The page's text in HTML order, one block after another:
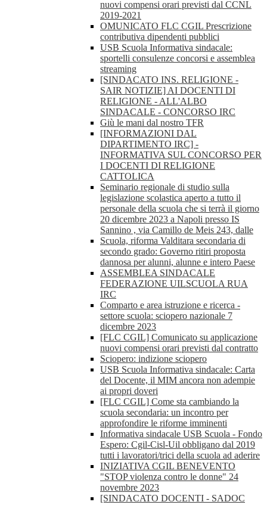
nuovi compensi orari previsti dal CCNL
2019-2021
OMUNICATO FLC CGIL Prescrizione
contributiva dipendenti pubblici
USB Scuola Informativa sindacale:
sportelli consulenze concorsi e assemblea
streaming
[SINDACATO INS. RELIGIONE -
SAIR NOTIZIE] AI DOCENTI DI
RELIGIONE - ALL'ALBO
SINDACALE - CONCORSO IRC
Giù le mani dal nostro TFR
[INFORMAZIONI DAL
DIPARTIMENTO IRC] -
INFORMATIVA SUL CONCORSO PER
I DOCENTI DI RELIGIONE
CATTOLICA
Seminario regionale di studio sulla
legislazione scolastica aperto a tutto il
personale della scuola che si terrà il giorno
20 dicembre 2023 a Napoli presso IS
Sannino , via Camillo de Meis 243, dalle
Scuola, riforma Valditara secondaria di
secondo grado: Governo ritiri proposta
dannosa per alunni, alunne e intero Paese
ASSEMBLEA SINDACALE
FEDERAZIONE UILSCUOLA RUA
IRC
Comparto e area istruzione e ricerca -
settore scuola: sciopero nazionale 7
dicembre 2023
[FLC CGIL] Comunicato su applicazione
nuovi compensi orari previsti dal contratto
Sciopero: indizione sciopero
USB Scuola Informativa sindacale: Carta
del Docente, il MIM ancora non adempie
ai propri doveri
[FLC CGIL] Come sta cambiando la
scuola secondaria: un incontro per
approfondire le riforme imminenti
Informativa sindacale USB Scuola - Fondo
Espero: Cgil-Cisl-Uil obbligano dal 2019
tutti i lavoratori/trici della scuola ad aderire
INIZIATIVA CGIL BENEVENTO
"STOP violenza contro le donne" 24
novembre 2023
[SINDACATO DOCENTI - SADOC